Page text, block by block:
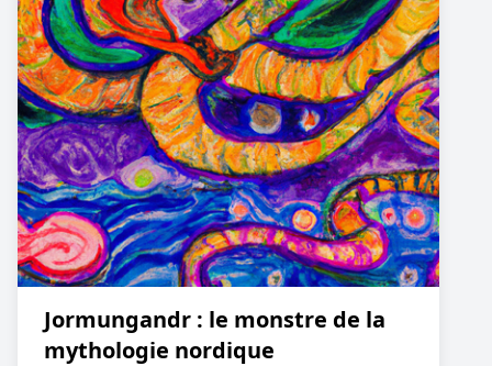
Jormungandr : le monstre de la
mythologie nordique